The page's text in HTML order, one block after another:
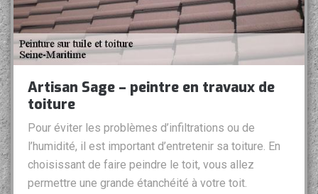
Artisan Sage – peintre en travaux de
toiture
Pour éviter les problèmes d’infiltrations ou de
l’humidité, il est important d’entretenir sa toiture. En
choisissant de faire peindre le toit, vous allez
permettre une grande étanchéité à votre toit.